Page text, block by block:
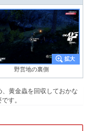
野営地の裏側
黄金蟲を回収しておかな
す。